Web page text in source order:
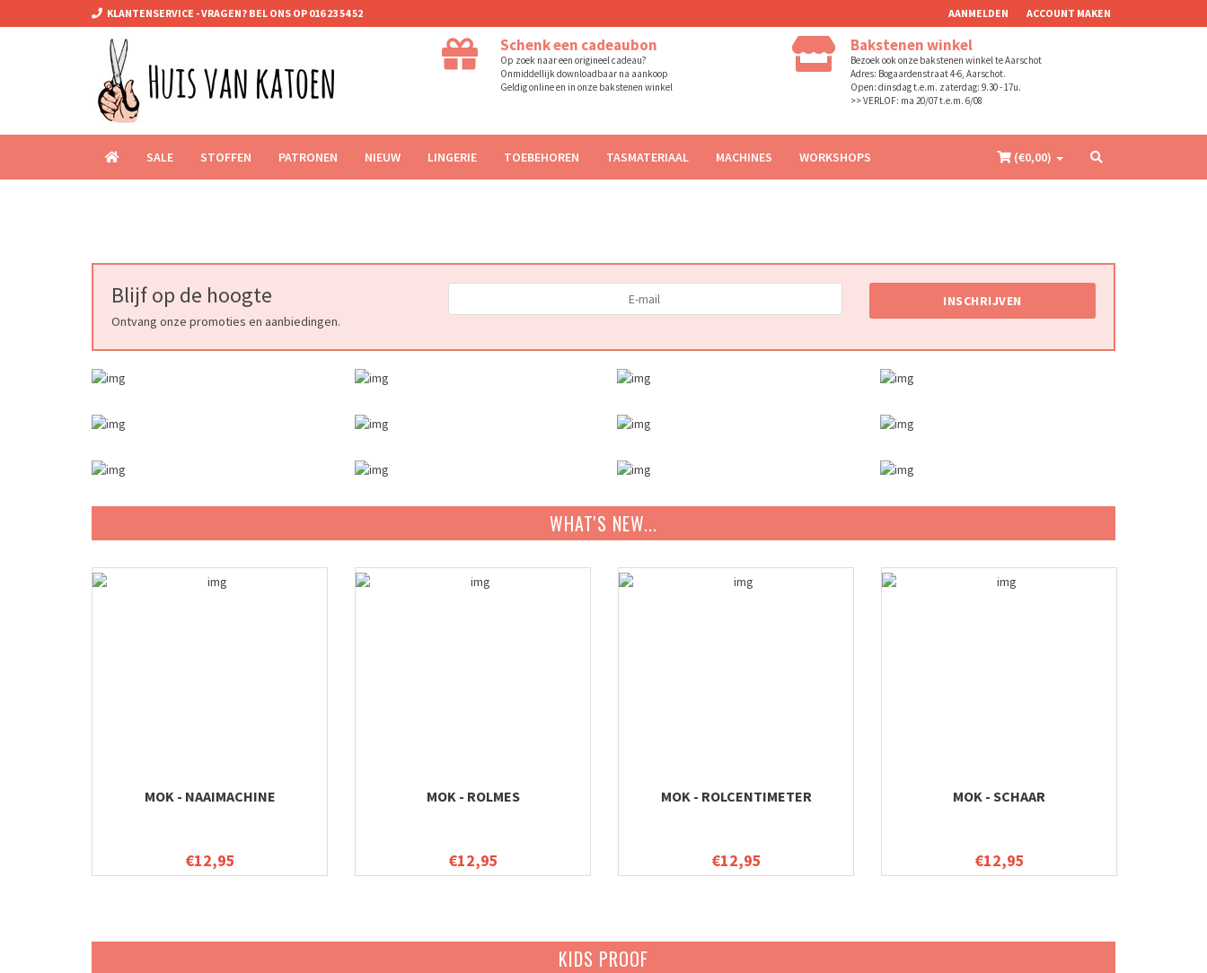
KLANTENSERVICE - VRAGEN? BEL ONS OP 016 23 54 52 AANMELDEN ACCOUNT MAKEN
Schenk een cadeaubon
Op zoek naar een origineel cadeau?
Onmiddellijk downloadbaar na aankoop
Geldig online en in onze bakstenen winkel
Bakstenen winkel
Bezoek ook onze bakstenen winkel te Aarschot
Adres: Bogaardenstraat 4-6, Aarschot.
Open: dinsdag t.e.m. zaterdag: 9.30 - 17u.
>> VERLOF: ma 20/07 t.e.m. 6/08
SALE STOFFEN PATRONEN NIEUW LINGERIE TOEBEHOREN TASMATERIAAL MACHINES WORKSHOPS (€0,00)
Blijf op de hoogte
Ontvang onze promoties en aanbiedingen.
WHAT'S NEW...
MOK - NAAIMACHINE
€12,95
MOK - ROLMES
€12,95
MOK - ROLCENTIMETER
€12,95
MOK - SCHAAR
€12,95
KIDS PROOF